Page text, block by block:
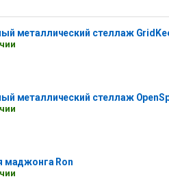
металлический стеллаж
металлический стеллаж
маджонга Ron